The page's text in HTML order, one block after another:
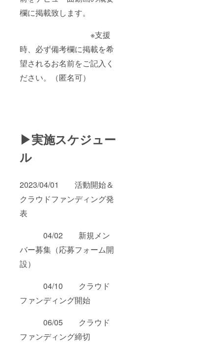
欄に掲載致します。
※支援
時、必ず備考欄に掲載を希
望されるお名前をご記入く
ださい。（匿名可）
▶実施スケジュー
ル
2023/04/01 活動開始＆
クラウドファンディング発
表
04/02 新規メン
バー募集（応募フォーム開
設）
04/10 クラウド
ファンディング開始
06/05 クラウド
ファンディング締切